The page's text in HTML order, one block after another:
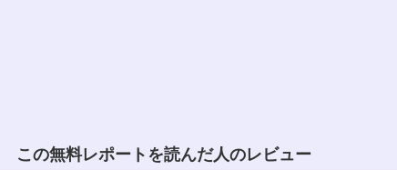
この無料レポートを読んだ人のレビュー